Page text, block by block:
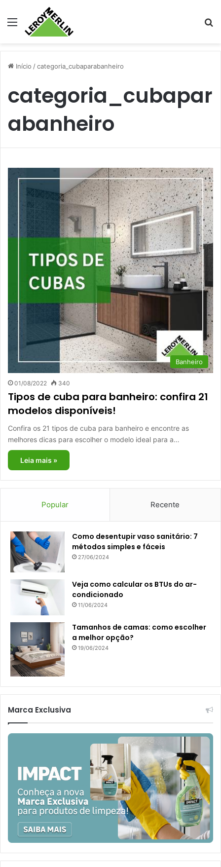
Menu
Início /categoria_cubaparabanheiro
categoria_cubapar
abanheiro
Banheiro
01/08/2022 340
Tipos de cuba para banheiro: confira 21
modelos disponíveis!
Confira os 21 tipos de cuba para banheiro e encontre as
melhores dicas para escolher o modelo ideal para a…
Leia mais »
Popular Recente
Como desentupir vaso sanitário: 7
métodos simples e fáceis
27/06/2024
Veja como calcular os BTUs do ar-
condicionado
11/06/2024
Tamanhos de camas: como escolher
a melhor opção?
19/06/2024
Marca Exclusiva